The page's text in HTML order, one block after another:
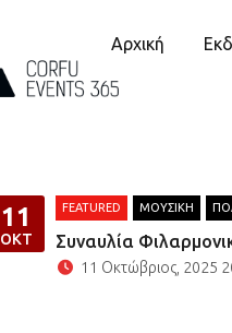
Αρχική
11
ΟΚΤ
FEATURED ΜΟΥΣΙΚΗ
Συναυλία
11 Οκτώβριος, 2025